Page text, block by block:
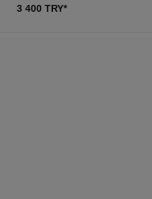
3 400 TRY*